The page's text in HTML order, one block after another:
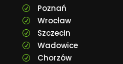
R Poznań
R Wrocław
R Szczecin
R Wadowice
R Chorzów